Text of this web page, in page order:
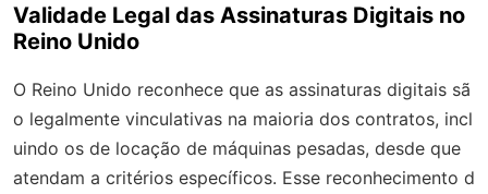
Validade Legal das Assinaturas Digitais no
Reino Unido
O Reino Unido reconhece que as assinaturas digitais sã
o legalmente vinculativas na maioria dos contratos, incl
uindo os de locação de máquinas pesadas, desde que
atendam a critérios específicos. Esse reconhecimento d